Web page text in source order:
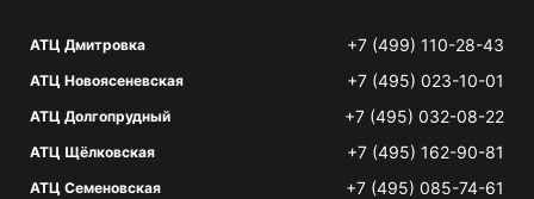
АТЦ Дмитровка +7 (499) 110-28-43
АТЦ Новоясеневская +7 (495) 023-10-01
АТЦ Долгопрудный +7 (495) 032-08-22
АТЦ Щёлковская +7 (495) 162-90-81
АТЦ Семеновская +7 (495) 085-74-61